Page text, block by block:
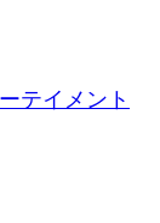
テイメント